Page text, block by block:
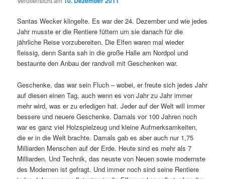
Santas Wecker klingelte. Es war der 24. Dezember und wie jedes
Jahr musste er die Rentiere füttern um sie danach für die
jährliche Reise vorzubereiten. Die Elfen waren mal wieder
fleissig, denn Santa sah in die große Halle am Nordpol und
bestaunte den Anbau der randvoll mit Geschenken war.
Geschenke, das war sein Fluch – wobei, er freute sich jedes Jahr
auf diesen einen Tag, auch wenn es von Jahr zu Jahr immer
mehr wird, was er zu erledigen hat. Jeder auf der Welt will immer
bessere und neuere Geschenke. Damals vor 100 Jahren noch
war es ganz viel Holzspielzeug und kleine Aufmerksamkeiten,
die er in die Welt brachte. Damals gab es aber auch nur 1,75
Milliarden Menschen auf der Erde. Heute sind es mehr als 7
Milliarden. Und Technik, das neuste von Neuen sowie modernste
des Modernen ist gefragt. Und immer noch sind seine Rentiere